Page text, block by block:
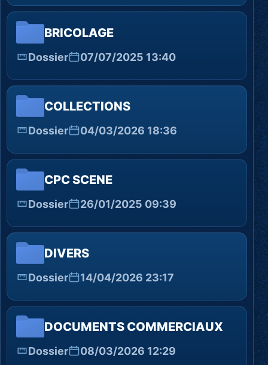
BRICOLAGE
Dossier 07/07/2025 13:40
COLLECTIONS
Dossier 04/03/2026 18:36
CPC SCENE
Dossier 26/01/2025 09:39
DIVERS
Dossier 14/04/2026 23:17
DOCUMENTS COMMERCIAUX
Dossier 08/03/2026 12:29